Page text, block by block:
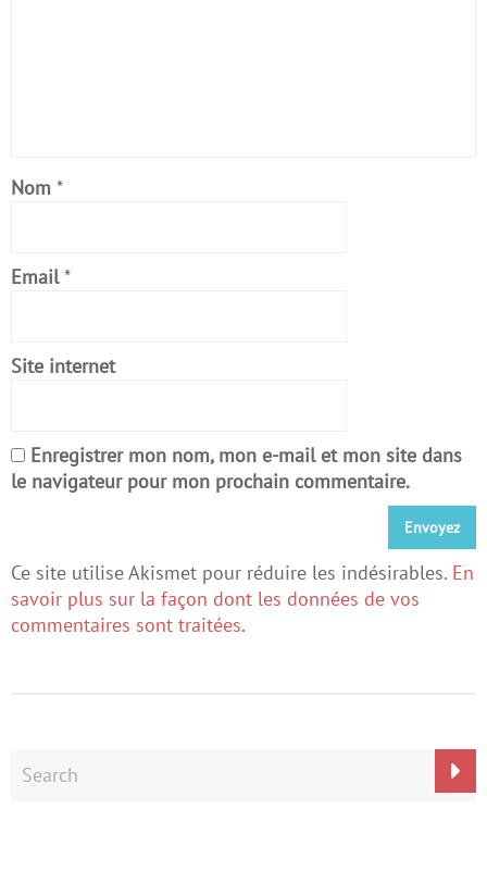
Nom *
Email *
Site internet
Enregistrer mon nom, mon e-mail et mon site dans
le navigateur pour mon prochain commentaire.
Ce site utilise Akismet pour réduire les indésirables. En
savoir plus sur la façon dont les données de vos
commentaires sont traitées.